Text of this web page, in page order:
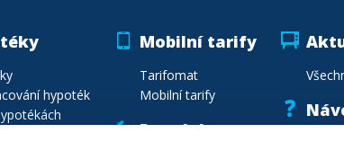
hypoték
Mobilní tarify
Tarifomat
Mobilní tarify
Poptávka